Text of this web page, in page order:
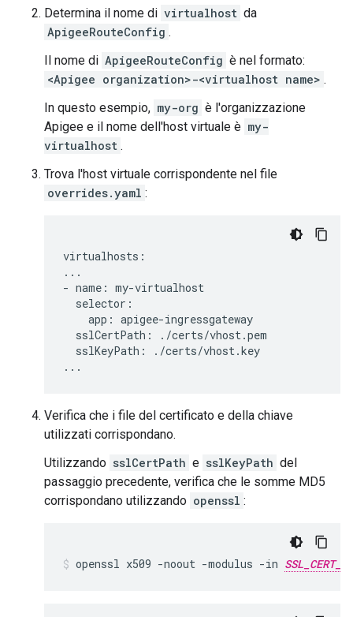
Determina il nome di virtualhost da
ApigeeRouteConfig .
Il nome di ApigeeRouteConfig è nel formato:
<Apigee organization>-<virtualhost name> .
In questo esempio, my-org è l'organizzazione
Apigee e il nome dell'host virtuale è my-
virtualhost .
Trova l'host virtuale corrispondente nel file
overrides.yaml :
virtualhosts:
...
- name: my-virtualhost
  selector:
    app: apigee-ingressgateway
  sslCertPath: ./certs/vhost.pem
  sslKeyPath: ./certs/vhost.key
...
Verifica che i file del certificato e della chiave
utilizzati corrispondano.
Utilizzando sslCertPath e sslKeyPath del
passaggio precedente, verifica che le somme MD5
corrispondano utilizzando openssl :
openssl x509 -noout -modulus -in